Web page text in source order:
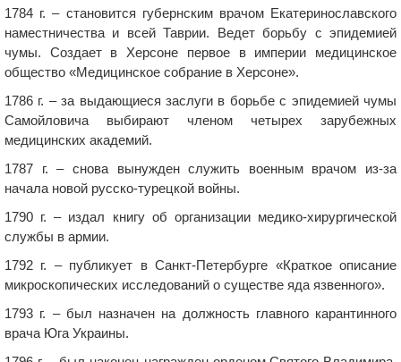
1784 г. – становится губернским врачом Екатеринославского
наместничества и всей Таврии. Ведет борьбу с эпидемией
чумы. Создает в Херсоне первое в империи медицинское
общество «Медицинское собрание в Херсоне».
1786 г. – за выдающиеся заслуги в борьбе с эпидемией чумы
Самойловича выбирают членом четырех зарубежных
медицинских академий.
1787 г. – снова вынужден служить военным врачом из-за
начала новой русско-турецкой войны.
1790 г. – издал книгу об организации медико-хирургической
службы в армии.
1792 г. – публикует в Санкт-Петербурге «Краткое описание
микроскопических исследований о существе яда язвенного».
1793 г. – был назначен на должность главного карантинного
врача Юга Украины.